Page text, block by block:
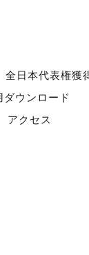
全日本代表権獲
ダウンロード
アクセス